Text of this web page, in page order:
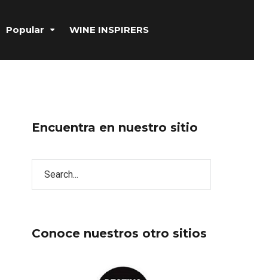
Popular WINE INSPIRERS
Encuentra en nuestro sitio
Conoce nuestros otro sitios